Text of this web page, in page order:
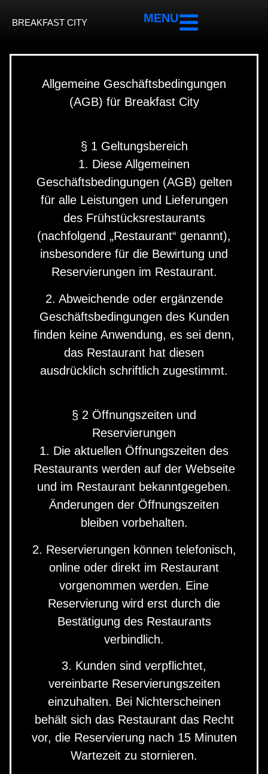
BREAKFAST CITY MENU
Allgemeine Geschäftsbedingungen
(AGB) für Breakfast City
§ 1 Geltungsbereich
1. Diese Allgemeinen
Geschäftsbedingungen (AGB) gelten
für alle Leistungen und Lieferungen
des Frühstücksrestaurants
(nachfolgend „Restaurant“ genannt),
insbesondere für die Bewirtung und
Reservierungen im Restaurant.
2. Abweichende oder ergänzende
Geschäftsbedingungen des Kunden
finden keine Anwendung, es sei denn,
das Restaurant hat diesen
ausdrücklich schriftlich zugestimmt.
§ 2 Öffnungszeiten und
Reservierungen
1. Die aktuellen Öffnungszeiten des
Restaurants werden auf der Webseite
und im Restaurant bekanntgegeben.
Änderungen der Öffnungszeiten
bleiben vorbehalten.
2. Reservierungen können telefonisch,
online oder direkt im Restaurant
vorgenommen werden. Eine
Reservierung wird erst durch die
Bestätigung des Restaurants
verbindlich.
3. Kunden sind verpflichtet,
vereinbarte Reservierungszeiten
einzuhalten. Bei Nichterscheinen
behält sich das Restaurant das Recht
vor, die Reservierung nach 15 Minuten
Wartezeit zu stornieren.